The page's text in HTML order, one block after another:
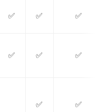
✅ ✅ ✅
✅ ✅ ✅
✅ ✅